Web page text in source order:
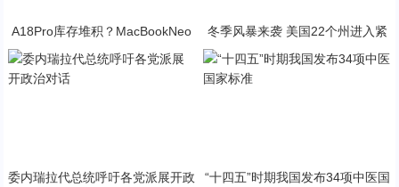
A18Pro库存堆积？MacBookNeo
冬季风暴来袭 美国22个州进入紧
委内瑞拉代总统呼吁各党派展开政
“十四五”时期我国发布34项中医国